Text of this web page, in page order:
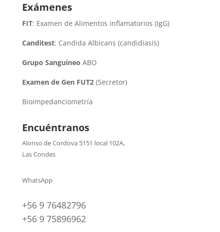
Exámenes
FIT: Examen de Alimentos inflamatorios (IgG)
Canditest: Candida Albicans (candidiasis)
Grupo Sanguíneo ABO
Examen de Gen FUT2(Secretor)
Bioimpedanciometría
Encuéntranos
Alonso de Cordova 5151 local 102A,
Las Condes
WhatsApp
+56 9 76482796
+56 9 75896962